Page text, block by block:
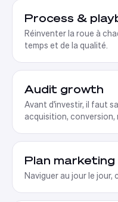
Process &
Réinventer la roue à
temps et de la qualité
Audit growth
Avant d'investir, il faut
acquisition,
Plan marketing
Naviguer au jour le jour,